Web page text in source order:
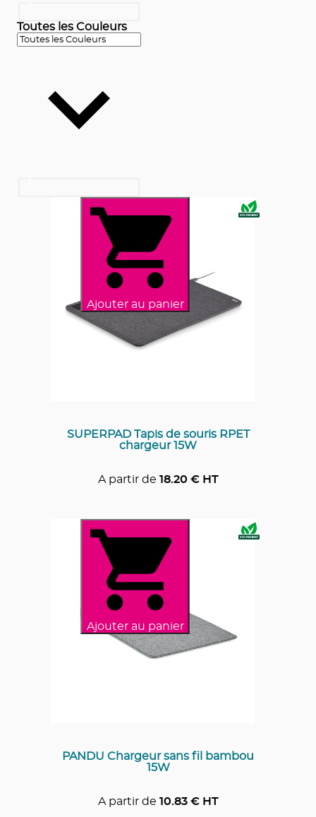
Toutes les Couleurs
Ajouter au panier
SUPERPAD Tapis de souris RPET
chargeur 15W
A partir de 18.20 € HT
Ajouter au panier
PANDU Chargeur sans fil bambou
15W
A partir de 10.83€ HT